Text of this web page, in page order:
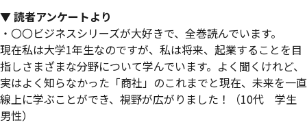
▼ 読者アンケートより
・〇〇ビジネスシリーズが大好きで、全巻読んでいます。
現在私は大学1年生なのですが、私は将来、起業することを目
指しさまざまな分野について学んでいます。よく聞くけれど、
実はよく知らなかった「商社」のこれまでと現在、未来を一直
線上に学ぶことができ、視野が広がりました！（10代 学生
男性）